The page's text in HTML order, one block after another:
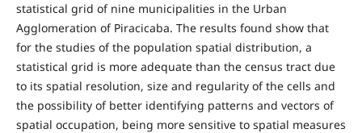
statistical grid of nine municipalities in the Urban
Agglomeration of Piracicaba. The results found show that
for the studies of the population spatial distribution, a
statistical grid is more adequate than the census tract due
to its spatial resolution, size and regularity of the cells and
the possibility of better identifying patterns and vectors of
spatial occupation, being more sensitive to spatial measures